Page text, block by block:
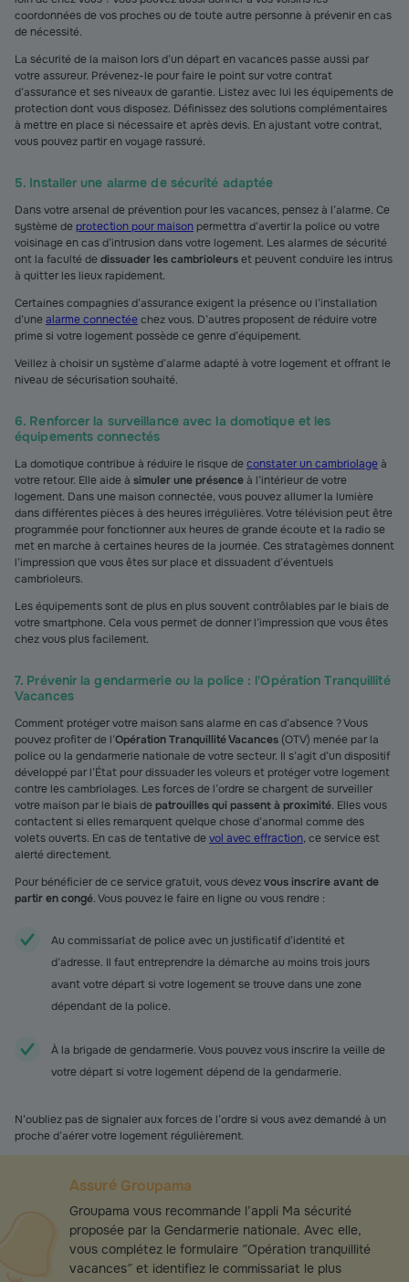
coordonnées de vos proches ou de toute autre personne à prévenir en cas
de nécessité.
La sécurité de la maison lors d’un départ en vacances passe aussi par
votre assureur. Prévenez-le pour faire le point sur votre contrat
d’assurance et ses niveaux de garantie. Listez avec lui les équipements de
protection dont vous disposez. Définissez des solutions complémentaires
à mettre en place si nécessaire et après devis. En ajustant votre contrat,
vous pouvez partir en voyage rassuré.
5. Installer une alarme de sécurité adaptée
Dans votre arsenal de prévention pour les vacances, pensez à l’alarme. Ce
système de protection pour maison permettra d’avertir la police ou votre
voisinage en cas d’intrusion dans votre logement. Les alarmes de sécurité
ont la faculté dedissuader les cambrioleurset peuvent conduire les intrus
à quitter les lieux rapidement.
Certaines compagnies d’assurance exigent la présence ou l’installation
d’unealarme connectéechez vous. D’autres proposent de réduire votre
prime si votre logement possède ce genre d’équipement.
Veillez à choisir un système d’alarme adapté à votre logement et offrant le
niveau de sécurisation souhaité.
6. Renforcer la surveillance avec la domotique et les
équipements connectés
La domotique contribue à réduire le risque deconstater un cambriolageà
votre retour. Elle aide à simuler une présenceà l’intérieur de votre
logement. Dans une maison connectée, vous pouvez allumer la lumière
dans différentes pièces à des heures irrégulières. Votre télévision peut être
programmée pour fonctionner aux heures de grande écoute et la radio se
met en marche à certaines heures de la journée. Ces stratagèmes donnent
l’impression que vous êtes sur place et dissuadent d’éventuels
cambrioleurs.
Les équipements sont de plus en plus souvent contrôlables par le biais de
votre smartphone. Cela vous permet de donner l’impression que vous êtes
chez vous plus facilement.
7. Prévenir la gendarmerie ou la police : l'Opération Tranquillité
Vacances
Comment protéger votre maison sans alarme en cas d’absence ? Vous
pouvez profiter de l’Opération Tranquillité Vacances (OTV) menée par la
police ou la gendarmerie nationale de votre secteur. Il s’agit d’un dispositif
développé par l’État pour dissuader les voleurs et protéger votre logement
contre les cambriolages. Les forces de l’ordre se chargent de surveiller
votre maison par le biais depatrouilles qui passent à proximité. Elles vous
contactent si elles remarquent quelque chose d’anormal comme des
volets ouverts. En cas de tentative devol avec effraction, ce service est
alerté directement.
Pour bénéficier de ce service gratuit, vous devezvous inscrire avant de
partir en congé. Vous pouvez le faire en ligne ou vous rendre :
Au commissariat de police avec un justificatif d’identité et
d’adresse. Il faut entreprendre la démarche au moins trois jours
avant votre départ si votre logement se trouve dans une zone
dépendant de la police.
À la brigade de gendarmerie. Vous pouvez vous inscrire la veille de
votre départ si votre logement dépend de la gendarmerie.
N’oubliez pas de signaler aux forces de l’ordre si vous avez demandé à un
proche d’aérer votre logement régulièrement.
Assuré Groupama
Groupama vous recommande l’appli Ma sécurité
proposée par la Gendarmerie nationale. Avec elle,
vous complétez le formulaire ″Opération tranquillité
vacances″ et identifiez le commissariat le plus